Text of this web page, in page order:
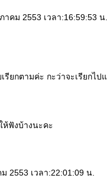
าคม 2553 เวลา:16:59:53 น.
เรียกตามค่ะ กะว่าจะเรียก
ห้ฟังบ้างนะคะ
2553 เวลา:22:01:09 น.